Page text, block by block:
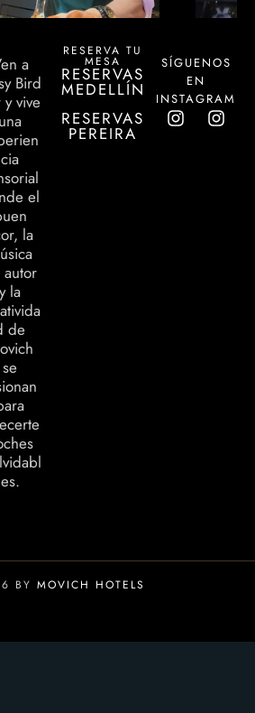
a
Bird
y vive
una
cia
el
la
y la
de
se
es.
RESERVA TU
MESA
RESERVAS
MEDELLÍN
RESERVAS
PEREIRA
SÍGUENOS
EN
INSTAGRAM
BY MOVICH HOTELS